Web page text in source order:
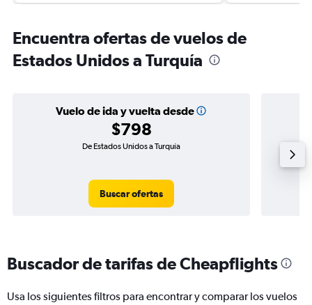
Encuentra ofertas de vuelos de
Estados Unidos a Turquía
Vuelo de ida y vuelta desde
$798
De Estados Unidos a Turquía
Buscar ofertas
Buscador de tarifas de Cheapflights
Usa los siguientes filtros para encontrar y comparar los vuelos